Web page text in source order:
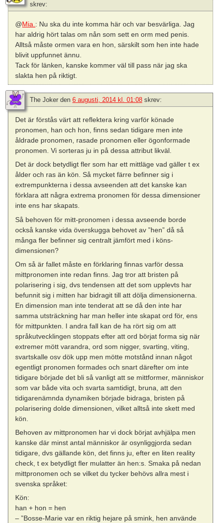
skrev:
@Mia. : Nu ska du inte komma här och var besvärliga. Jag
har aldrig hört talas om nån som sett en orm med penis.
Alltså måste ormen vara en hon, särskilt som hen inte hade
blivit uppfunnet ännu.
Tack för länken, kanske kommer väl till pass när jag ska
slakta hen på riktigt.
The Joker den 6 augusti, 2014 kl. 01:08 skrev:
Det är förstås värt att reflektera kring varför könade
pronomen, han och hon, finns sedan tidigare men inte
åldrade pronomen, rasade pronomen eller ögonformade
pronomen. Vi sorteras ju in på dessa attribut likväl.
Det är dock betydligt fler som har ett mittläge vad gäller t ex
ålder och ras än kön. Så mycket färre befinner sig i
extrempunkterna i dessa avseenden att det kanske kan
förklara att några extrema pronomen för dessa dimensioner
inte ens har skapats.
Så behoven för mitt-pronomen i dessa avseende borde
också kanske vida överskugga behovet av ”hen” då så
många fler befinner sig centralt jämfört med i köns-
dimensionen?
Om så är fallet måste en förklaring finnas varför dessa
mittpronomen inte redan finns. Jag tror att bristen på
polarisering i sig, dvs tendensen att det som upplevts har
befunnit sig i mitten har bidragit till att dölja dimensionerna.
En dimension man inte tenderat att se då den inte har
samma utsträckning har man heller inte skapat ord för, ens
för mittpunkten. I andra fall kan de ha rört sig om att
språkutvecklingen stoppats efter att ord börjat forma sig när
extremer mött varandra, ord som nigger, svarting, viting,
svartskalle osv dök upp men mötte motstånd innan något
egentligt pronomen formades och snart därefter om inte
tidigare började det bli så vanligt att se mittformer, människor
som var både vita och svarta samtidigt, bruna, att den
tidigarenämnda dynamiken började bidraga, bristen på
polarisering dolde dimensionen, vilket alltså inte skett med
kön.
Behoven av mittpronomen har vi dock börjat avhjälpa men
kanske där minst antal människor är osynliggjorda sedan
tidigare, dvs gällande kön, det finns ju, efter en liten reality
check, t ex betydligt fler mulatter än hen:s. Smaka på nedan
mittpronomen och se vilket du tycker behövs allra mest i
svenska språket:
Kön:
han + hon = hen
– ”Bosse-Marie var en riktig hejare på smink, hen använde